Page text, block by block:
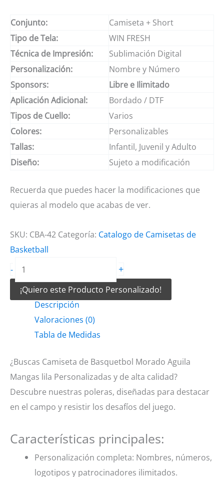
Conjunto:
Camiseta + Short
Tipo de Tela:
WIN FRESH
Técnica de Impresión:
Sublimación Digital
Personalización:
Nombre y Número
Sponsors:
Libre e Ilimitado
Aplicación Adicional:
Bordado / DTF
Tipos de Cuello:
Varios
Colores:
Personalizables
Tallas:
Infantil, Juvenil y Adulto
Diseño:
Sujeto a modificación
Recuerda que puedes hacer la modificaciones que
quieras al modelo que acabas de ver.
SKU: CBA-42 Categoría: Catalogo de Camisetas de
Basketball
-
Camiseta
de
Basquetbol
Morado
Aguila
Mangas
+
¡Quiero este Producto Personalizado!
Descripción
Valoraciones (0)
Tabla de Medidas
¿Buscas Camiseta de Basquetbol Morado Aguila
Mangas lila Personalizadas y de alta calidad?
Descubre nuestras poleras, diseñadas para destacar
en el campo y resistir los desafíos del juego.
Características principales:
Personalización completa: Nombres, números,
logotipos y patrocinadores ilimitados.